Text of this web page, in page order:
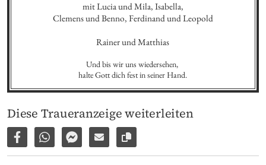
mit Lucia und Mila, Isabella,
Clemens und Benno, Ferdinand und Leopold
Rainer und Matthias
Und bis wir uns wiedersehen,
halte Gott dich fest in seiner Hand.
Diese Traueranzeige weiterleiten
Auf Facebook teilen
Per WhatsApp weiterleiten
Per Facebook Messenger weiterleiten
Per E-Mail versenden
Link zur Seite kopieren